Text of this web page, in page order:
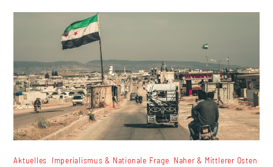
Aktuelles Imperialismus & Nationale Frage Naher & Mittlerer Osten